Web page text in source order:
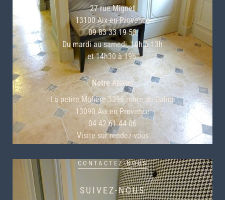
27 rue Mignet
13100 Aix-en-Provence
09 83 33 19 53
Du mardi au samedi, 10h à 13h
et 14h30 à 19h.
Notre Atelier
La petite Molière 3396 route de Galice
13090 Aix-en-Provence
04 42 61 44 06
Visite sur rendez-vous
CONTACTEZ-NOUS
SUIVEZ-NOUS